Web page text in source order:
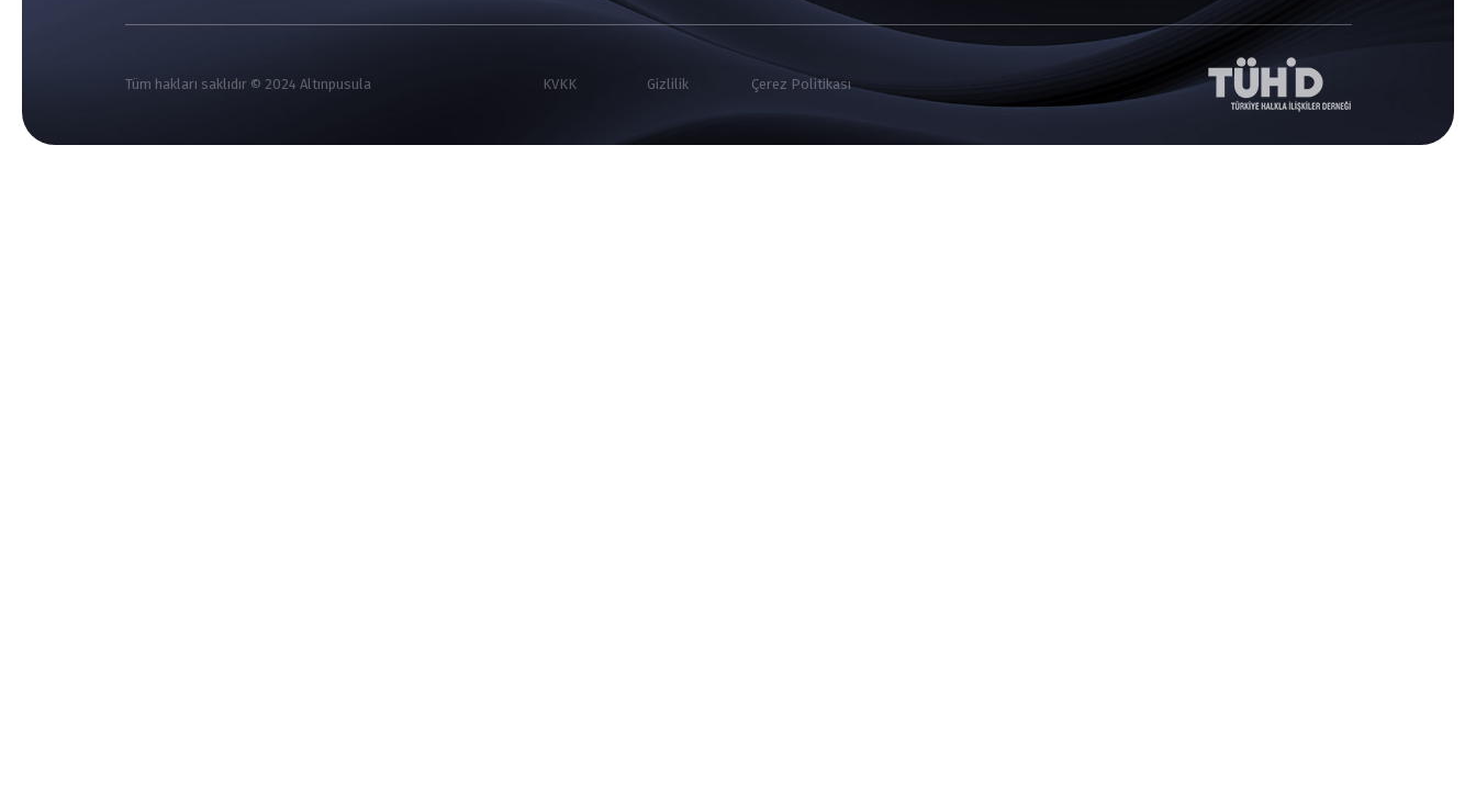
Tüm hakları saklıdır © 2024 Altınpusula KVKK Gizlilik Çerez Politikası